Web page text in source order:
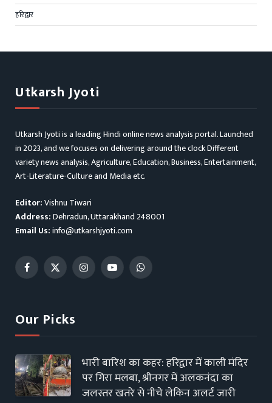
हरिद्वार
Utkarsh Jyoti
Utkarsh Jyoti is a leading Hindi online news analysis portal. Launched
in 2023, and we focuses on delivering around the clock Different
variety news analysis, Agriculture, Education, Business, Entertainment,
Art-Literature-Culture and Media etc.
Editor:Vishnu Tiwari
Address:Dehradun, Uttarakhand 248001
Email Us:info@utkarshjyoti.com
Facebook
X
InstagramYouTubeWhatsApp
Our Picks
भारी बारिश का कहर: हरिद्वार में काली मंदिर
पर गिरा मलबा, श्रीनगर में अलकनंदा का
जलस्तर खतरे से नीचे लेकिन अलर्ट जारी